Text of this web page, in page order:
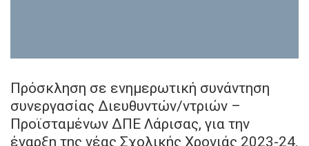
Πρόσκληση σε ενημερωτική συνάντηση
συνεργασίας Διευθυντών/ντριών –
Προϊσταμένων ΔΠΕ Λάρισας, για την
έναρξη της νέας Σχολικής Χρονιάς 2023-24.